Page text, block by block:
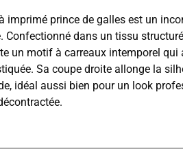
imprimé prince de galles est un
Confectionné dans un tissu
un motif à carreaux intemporel qui
Sa coupe droite allonge la
idéal aussi bien pour un look